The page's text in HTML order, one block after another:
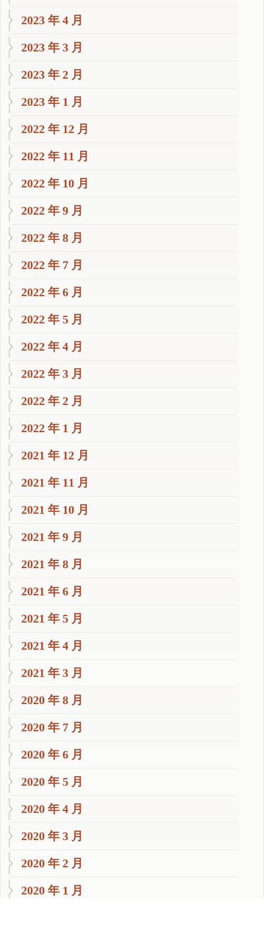
2023 年 4 月
2023 年 3 月
2023 年 2 月
2023 年 1 月
2022 年 12 月
2022 年 11 月
2022 年 10 月
2022 年 9 月
2022 年 8 月
2022 年 7 月
2022 年 6 月
2022 年 5 月
2022 年 4 月
2022 年 3 月
2022 年 2 月
2022 年 1 月
2021 年 12 月
2021 年 11 月
2021 年 10 月
2021 年 9 月
2021 年 8 月
2021 年 6 月
2021 年 5 月
2021 年 4 月
2021 年 3 月
2020 年 8 月
2020 年 7 月
2020 年 6 月
2020 年 5 月
2020 年 4 月
2020 年 3 月
2020 年 2 月
2020 年 1 月